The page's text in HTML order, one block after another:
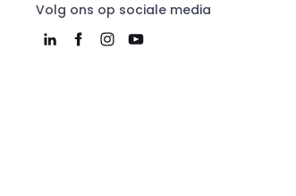
Volg ons op sociale media